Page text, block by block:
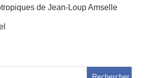
de Jean-Loup Amselle